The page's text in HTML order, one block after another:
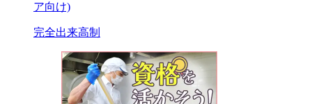
ア向け)
完全出来高制